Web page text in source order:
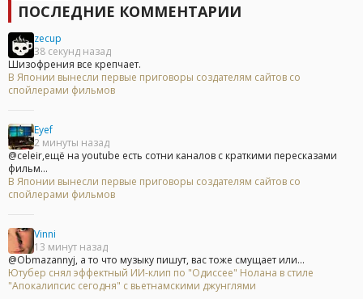
ПОСЛЕДНИЕ КОММЕНТАРИИ
zecup
38 секунд назад
Шизофрения все крепчает.
В Японии вынесли первые приговоры создателям сайтов со
спойлерами фильмов
Eyef
2 минуты назад
@celeir,ещё на youtube есть сотни каналов с краткими пересказами
фильм...
В Японии вынесли первые приговоры создателям сайтов со
спойлерами фильмов
Vinni
13 минут назад
@Obmazannyj, а то что музыку пишут, вас тоже смущает или...
Ютубер снял эффектный ИИ-клип по "Одиссее" Нолана в стиле
"Апокалипсис сегодня" с вьетнамскими джунглями